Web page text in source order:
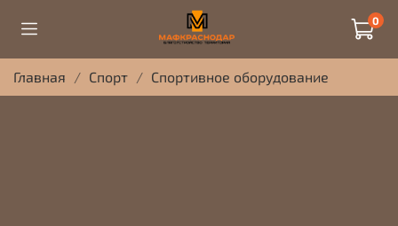
0
Главная Спорт Спортивное оборудование